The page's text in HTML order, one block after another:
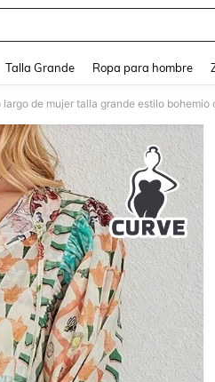
Talla Grande Ropa para hombre
largo de mujer talla grande estilo